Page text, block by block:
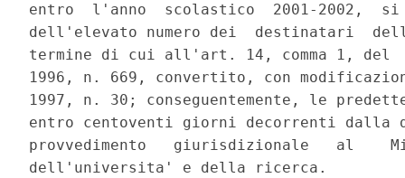
entro  l'anno  scolastico  2001-2002,
dell'elevato numero dei  destinatari
termine di cui all'art. 14, comma 1, del
1996, n. 669, convertito, con
1997, n. 30; conseguentemente, le
entro centoventi giorni decorrenti dalla
provvedimento   giurisdizionale   al
dell'universita' e della ricerca.